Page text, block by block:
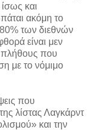
και
ακόμη το
80% των διεθνών
είναι μεν
πλήθους που
με το νόμιμο
που
λίστας Λαγκάρντ
και την